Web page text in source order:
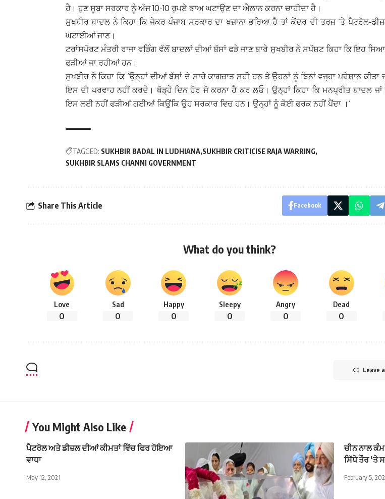
ਹੈ। ਹੁਣ ਸੂਬਾ ਸਰਕਾਰ ਨੂੰ ਅੱਜ 10-10 ਰੁਪਏ ਭਾਅ ਘਟਾਉਣ ਦਾ ਐਲਾਨ ਕਰਨਾ ਚਾਹੀਦਾ ਹੈ।
ਸੁਖਬੀਰ ਬਾਦਲ ਨੇ ਕਿਹਾ ਕਿ ਜੇਕਰ ਪੰਜਾਬ ਸਰਕਾਰ ਦਾ ਖਜ਼ਾਨਾ ਭਰਿਆ ਹੈ ਤਾਂ ਕੇਂਦਰ ਦੀ ਤਰਜ਼ ‘ਤੇ ਪੈਟਰੋਲ-
ਘਟਾਈਆਂ ਜਾਣ।
ਟਰਾਂਸਪੋਰਟ ਮੰਤਰੀ ਰਾਜਾ ਵੜਿੰਗ ਵੱਲੋਂ ਬਾਦਲਾਂ ਦੀਆਂ ਬੱਸਾਂ ਫੜੇ ਜਾਣ ਬਾਰੇ ਸੁਖਬੀਰ ਨੇ ਸਪੱਸ਼ਟ ਕਿਹਾ ਕਿ ਇਹ
ਫੜੀਆਂ ਜਾ ਰਹੀਆਂ ਹਨ।
ਸੁਖਬੀਰ ਨੇ ਕਿਹਾ ਕਿ ‘ਉਨ੍ਹਾਂ ਦੀਆਂ ਬੱਸਾਂ ਦੇ ਸਾਰੇ ਕਾਗਜ਼ਾਤ ਸਹੀ ਹਨ ਤੇ ਉਹਨਾਂ ਨੂੰ ਬਿਨਾਂ ਵਜ੍ਹਾ ਪਰੇਸ਼ਾਨ ਕੀਤਾ
ਇਸ ਦੀ ਪਰਵਾਹ ਨਹੀਂ ਕਰਦੇ। ਥੋੜ੍ਹੇ ਦਿਨ ਹੋਰ ਜੋ ਕਰਨਾ ਹੈ ਕਰ ਲਓ। ਉਨ੍ਹਾਂ ਕਿਹਾ ਕਿ ਮਨਪ੍ਰੀਤ ਬਾਦਲ
ਇਸ ਲਈ ਨਹੀਂ ਫੜੀਆਂ ਗਈਆਂ ਕਿਉਂਕਿ ਉਹ ਸਰਕਾਰ ਵਿਚ ਹਨ। ਉਨ੍ਹਾਂ ਨੂੰ ਕੋਈ ਫਰਕ ਨਹੀਂ ਪੈਂਦਾ ।’
TAGGED: SUKHBIR BADAL IN LUDHIANA SUKHBIR CRITICISE RAJA WARRING
SUKHBIR SLAMS CHANNI GOVERNMENT
Share This Article Facebook
What do you think?
Love
0
Sad
0
Happy
0
Sleepy
0
Angry
0
Dead
0
Leave
You Might Also Like
ਪੈਟਰੋਲ ਅਤੇ ਡੀਜ਼ਲ ਦੀਆਂ ਕੀਮਤਾਂ ਵਿੱਚ ਫਿਰ ਹੋਇਆ
ਵਾਧਾ
May 12, 2021
ਚੀਨ ਨਾਲ
ਸਿੱਧੇ ਤੌਰ ‘ਤੇ
February 5,